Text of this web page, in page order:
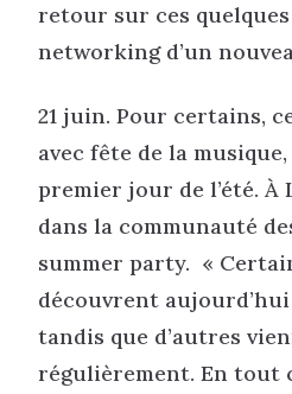
retour sur ces
networking d’un
21 juin. Pour certains,
avec fête de la
premier jour de l’été. À
dans la communauté
summer party. «
découvrent aujourd’hui
tandis que d’autres
régulièrement. En tout